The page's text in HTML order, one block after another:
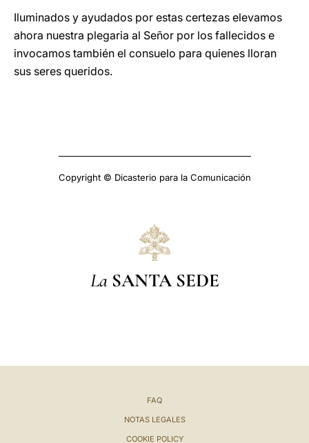
Iluminados y ayudados por estas certezas elevamos
ahora nuestra plegaria al Señor por los fallecidos e
invocamos también el consuelo para quienes lloran
sus seres queridos.
Copyright © Dicasterio para la Comunicación
La SANTA SEDE
FAQ
NOTAS LEGALES
COOKIE POLICY